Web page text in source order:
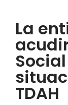
La
TDAH